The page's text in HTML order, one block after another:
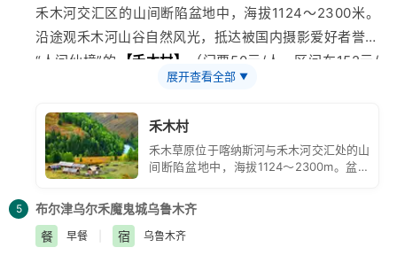
禾木河交汇区的山间断陷盆地中，海拔1124～2300米。
沿途观禾木河山谷自然风光，抵达被国内摄影爱好者誉为
“人间仙境”的
【禾木村】
（门票50元/人，区间车152元/
人），禾木村是一个被白桦树，雪山和禾木河流包围的美
丽村庄，禾木河自东北向西南贯穿其间，将草原分割为两
半，山地阳坡森林茂密，苍翠欲滴，马鹿、旱獭、雪鸡栖
息其间；而阴坡绿草满坡，繁花似锦，芳香四溢，蜜蜂在
采花酿蜜，牛羊满山遍野觅食撒欢，一派迷人的广袤草原
景色，下午可在禾木河边摄影拍照，徒步或自费骑马，沿
栈道赴平台观禾木村全景，仿佛置身世外，被誉为神的自
留地。后乘车返回布尔津入住酒店。
展开查看全部 ▼
禾木村
禾木草原位于喀纳斯河与禾木河交汇处的山
间断陷盆地中，海拔1124～2300m。盆地
为峡谷，地形复杂。
5 布尔津乌尔禾魔鬼城乌鲁木齐
餐
早餐 宿 乌鲁木齐